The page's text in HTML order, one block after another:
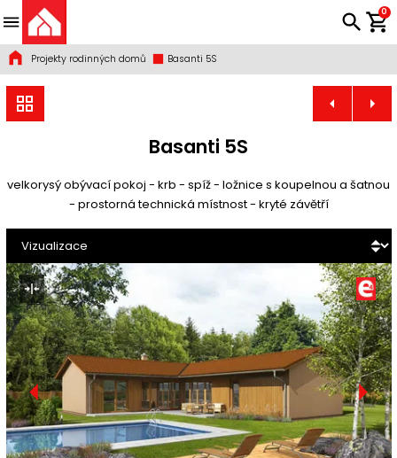
0
Projekty rodinných domů Basanti 5S
Basanti 5S
velkorysý obývací pokoj - krb - spíž - ložnice s koupelnou a šatnou
- prostorná technická místnost - kryté závětří